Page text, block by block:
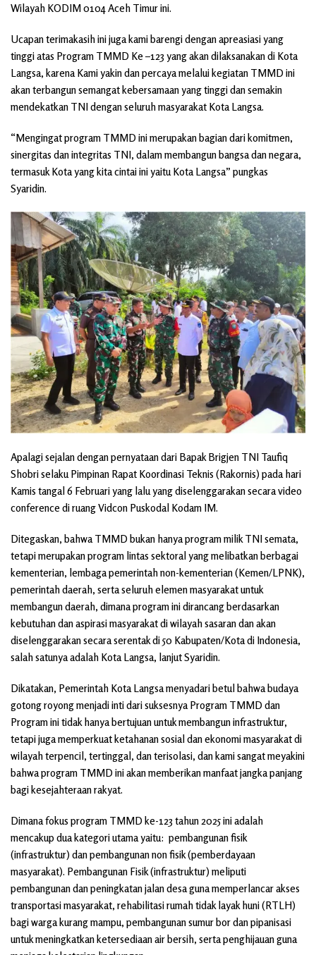
Wilayah KODIM 0104 Aceh Timur ini.
Ucapan terimakasih ini juga kami barengi dengan apreasiasi yang
tinggi atas Program TMMD Ke –123 yang akan dilaksanakan di Kota
Langsa, karena Kami yakin dan percaya melalui kegiatan TMMD ini
akan terbangun semangat kebersamaan yang tinggi dan semakin
mendekatkan TNI dengan seluruh masyarakat Kota Langsa.
“Mengingat program TMMD ini merupakan bagian dari komitmen,
sinergitas dan integritas TNI, dalam membangun bangsa dan negara,
termasuk Kota yang kita cintai ini yaitu Kota Langsa” pungkas
Syaridin.
Apalagi sejalan dengan pernyataan dari Bapak Brigjen TNI Taufiq
Shobri selaku Pimpinan Rapat Koordinasi Teknis (Rakornis) pada hari
Kamis tangal 6 Februari yang lalu yang diselenggarakan secara video
conference di ruang Vidcon Puskodal Kodam IM.
Ditegaskan, bahwa TMMD bukan hanya program milik TNI semata,
tetapi merupakan program lintas sektoral yang melibatkan berbagai
kementerian, lembaga pemerintah non-kementerian (Kemen/LPNK),
pemerintah daerah, serta seluruh elemen masyarakat untuk
membangun daerah, dimana program ini dirancang berdasarkan
kebutuhan dan aspirasi masyarakat di wilayah sasaran dan akan
diselenggarakan secara serentak di 50 Kabupaten/Kota di Indonesia,
salah satunya adalah Kota Langsa, lanjut Syaridin.
Dikatakan, Pemerintah Kota Langsa menyadari betul bahwa budaya
gotong royong menjadi inti dari suksesnya Program TMMD dan
Program ini tidak hanya bertujuan untuk membangun infrastruktur,
tetapi juga memperkuat ketahanan sosial dan ekonomi masyarakat di
wilayah terpencil, tertinggal, dan terisolasi, dan kami sangat meyakini
bahwa program TMMD ini akan memberikan manfaat jangka panjang
bagi kesejahteraan rakyat.
Dimana fokus program TMMD ke-123 tahun 2025 ini adalah
mencakup dua kategori utama yaitu: pembangunan fisik
(infrastruktur) dan pembangunan non fisik (pemberdayaan
masyarakat). Pembangunan Fisik (infrastruktur) meliputi
pembangunan dan peningkatan jalan desa guna memperlancar akses
transportasi masyarakat, rehabilitasi rumah tidak layak huni (RTLH)
bagi warga kurang mampu, pembangunan sumur bor dan pipanisasi
untuk meningkatkan ketersediaan air bersih, serta penghijauan guna